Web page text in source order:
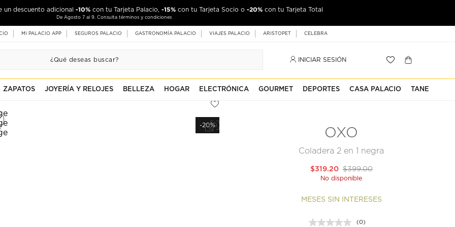
un descuento adicional -10% con tu Tarjeta Palacio, -15% con tu Tarjeta Socio o -20% con tu Tarjeta Total
De Agosto 7 al 9. Consulta términos y condiciones
MI PALACIO APP SEGUROS PALACIO GASTRONOMÍA PALACIO VIAJES PALACIO ARISTOPET CELEBRA
INICIAR SESIÓN
ZAPATOS JOYERÍA Y RELOJES BELLEZA HOGAR ELECTRÓNICA GOURMET DEPORTES CASA PALACIO TANE
-20%
OXO
Coladera 2 en 1 negra
$399.00
$319.20
No disponible
MESES SIN INTERESES
(0)